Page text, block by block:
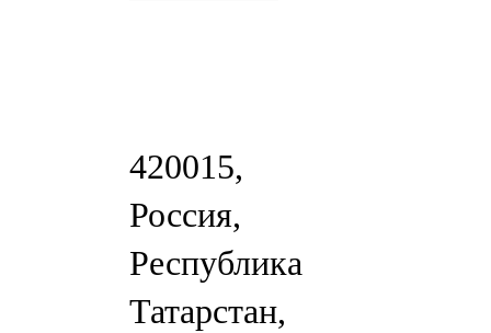
420015,
Россия,
Республика
Татарстан,